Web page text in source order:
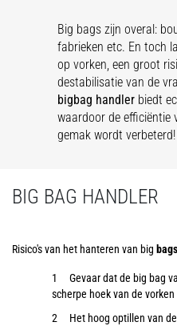
Big bags zijn overal:
fabrieken etc. En toch
op vorken, een groot
destabilisatie van de
bigbag handler biedt
waardoor de efficiëntie
gemak wordt verbeterd!
BIG BAG HANDLER
Risico's van het hanteren van big
Gevaar dat de big bag
scherpe hoek van de
Het hoog optillen van